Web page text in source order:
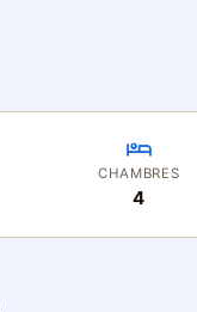
CHAMBRES
4